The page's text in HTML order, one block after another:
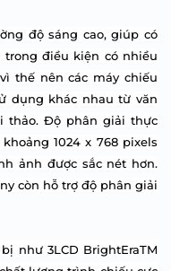
độ sáng cao, giúp có
điều kiện có nhiều
thế nên các máy chiếu
dụng khác nhau từ văn
thảo. Độ phân giải thực
1024 x 768 pixels
ảnh được sắc nét hơn.
còn hỗ trợ độ phân giải
như 3LCD BrightEraTM